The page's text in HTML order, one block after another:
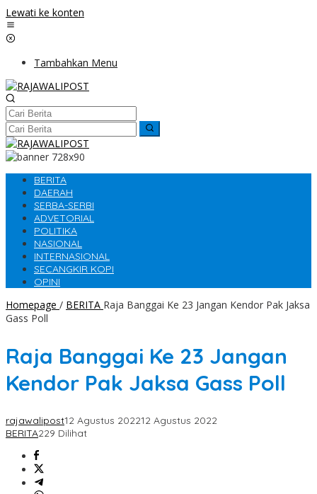
Lewati ke konten
Tambahkan Menu
BERITA
DAERAH
SERBA-SERBI
ADVETORIAL
POLITIKA
NASIONAL
INTERNASIONAL
SECANGKIR KOPI
OPINI
Homepage / BERITA Raja Banggai Ke 23 Jangan Kendor Pak Jaksa
Gass Poll
Raja Banggai Ke 23 Jangan
Kendor Pak Jaksa Gass Poll
rajawalipost12 Agustus 202212 Agustus 2022
BERITA229 Dilihat